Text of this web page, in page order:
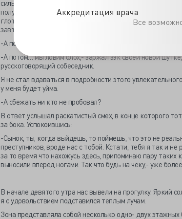
Аккредитация врача
Все
силы приходят, только с приемом пищи и полноценным
получил, теперь прими пищу и радуйся, что у тебе еще
глотать,- явно довольный своими изречениями он густо
завтрак и ужин приносят. Прогулки по утрам, с девяти до
-А потом?
-А потом… мы ловим блох,- заржал зэк своей новой
русскоговорящий собеседник.
Я не стал вдаваться в подробности этого
у меня будет уйма.
-А сбежать ни кто не пробовал?
В ответ услышал раскатистый смех, в конце которого
за бока. Успокоившись:
-Сынок, ты, когда выйдешь, то поймешь, что это не
преступников, вроде нас с тобой. Кстати, тебя я так и не
за то время что нахожусь здесь, припоминаю пару
выносили вперед ногами. Так что будь на чеку,- уже
В начале девятого утра нас вывели на прогулку. Яркий
я с удовольствием подставился теплым лучам.
Зона представляла собой несколько одно- двух